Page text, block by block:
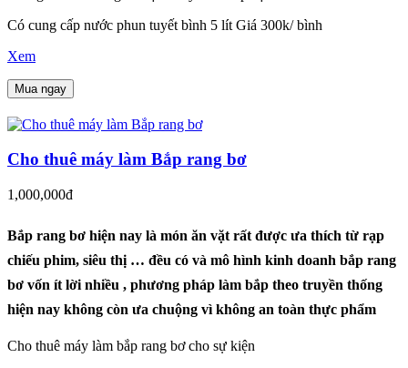
Có cung cấp nước phun tuyết bình 5 lít Giá 300k/ bình
Xem
Mua ngay
Cho thuê máy làm Bắp rang bơ
1,000,000đ
Bắp rang bơ hiện nay là món ăn vặt rất được ưa thích từ rạp
chiếu phim, siêu thị … đều có và mô hình kinh doanh bắp rang
bơ vốn ít lời nhiều , phương pháp làm bắp theo truyền thống
hiện nay không còn ưa chuộng vì không an toàn thực phẩm
Cho thuê máy làm bắp rang bơ cho sự kiện